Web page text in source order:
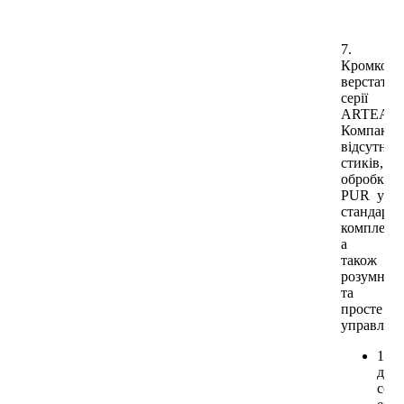
7.
верстат
серії
ARTEA:
стиків,
обробка
PUR у
а
також
розумне
та
просте